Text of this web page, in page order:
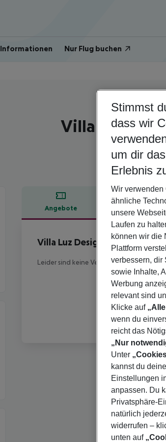
Informationen Nur Flug buchen
Spanien |
Villa Luz
4
Angebote
Villa Luz Design & Art Hotel
4
Leider sind keine
Stimmst
dass wir
um dir
Erlebnis
Wir verwenden
ähnliche
unsere
Laufen zu
können wir die
Plattform
verbessern, dir
sowie Inhalte,
Werbung
relevant sind
Klicke auf
wenn du
reicht das
„Nur
Unter
kannst du
Einstellungen
anpassen. Du
Privatsphäre-
natürlich
widerrufen –
unten auf